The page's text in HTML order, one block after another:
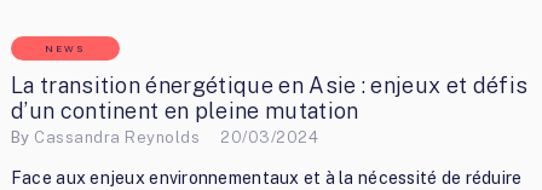
NEWS
La transition énergétique en Asie : enjeux et défis
d’un continent en pleine mutation
By Cassandra Reynolds 20/03/2024
Face aux enjeux environnementaux et à la nécessité de réduire